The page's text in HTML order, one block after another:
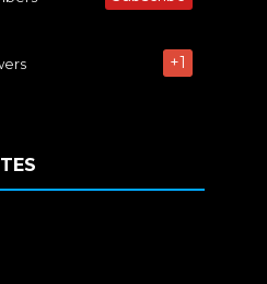
+1